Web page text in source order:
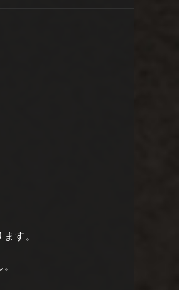
す。